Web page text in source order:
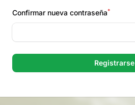
Confirmar nueva contraseña*
Registrarse